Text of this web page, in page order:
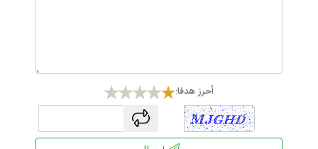
أحرز هدفا:
captcha